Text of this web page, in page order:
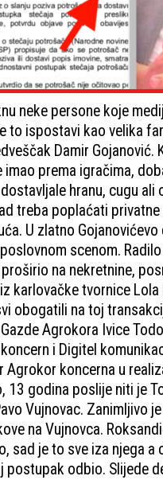
neke persone koje
to ispostavi kao velika
Damir Gojanović.
prema igračima,
hranu, cugu ali
treba poplaćati
U zlatno Gojanovićevo
scenom.
na nekretnine,
karlovačke tvornice Lola
obogatili na toj
Agrokora Ivice
i Digitel
koncerna u
godina poslije niti je
Vujnovac. Zanimljivo
na Vujnovca.
sad je to sve iza njega a
postupak odbio. Slijede